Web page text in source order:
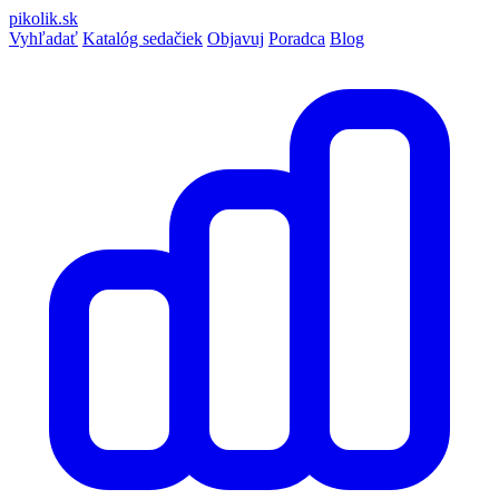
pikolik.sk
Vyhľadať Katalóg sedačiek Objavuj Poradca Blog